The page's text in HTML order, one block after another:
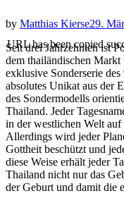
by Matthias Kierse29.
Seit drei Jahrzehnten ist
dem thailändischen
exklusive Sonderserie
absolutes Unikat aus der
des Sondermodells
Thailand. Jeder
in der westlichen Welt
Allerdings wird jeder
Gottheit beschützt und
diese Weise erhält jeder
Thailand nicht nur das
der Geburt und damit die
URL has been copied